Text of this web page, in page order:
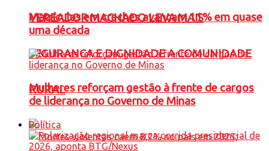
VEREADOR MACHADO LEVA MAIS
SEGURANCA E DIGNIDADE A COMUNIDADE
RURAL
Matrículas em creches avançam 11% em quase
uma década
Mulheres reforçam gestão à frente de cargos
de liderança no Governo de Minas
Política